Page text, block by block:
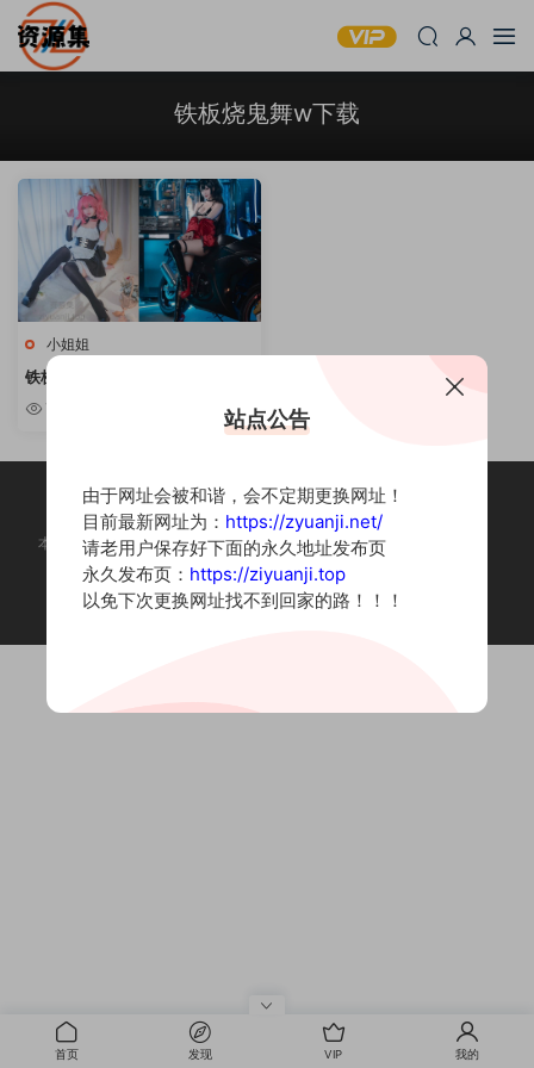
铁板烧鬼舞w下载
小姐姐
铁板烧鬼舞w – COSPLAY写真资
源精选 [持续更新]
7.38w
本站为摄影写真图片网站，内容来自网络收集整理，仅作个人学习使用。
如有违法内容请联系删除
Copyright © 2022 资源集
首页 发现 VIP 我的
站点公告
由于网址会被和谐，会不定期更换网址！
目前最新网址为： https://zyuanji.net/
请老用户保存好下面的永久地址发布页
永久发布页： https://ziyuanji.top
以免下次更换网址找不到回家的路！！！